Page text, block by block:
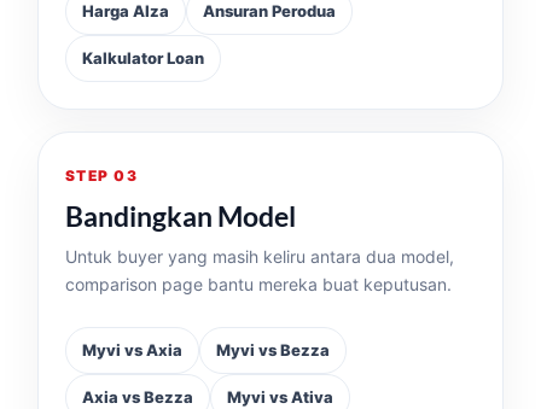
Harga Alza Ansuran Perodua
Kalkulator Loan
STEP 03
Bandingkan Model
Untuk buyer yang masih keliru antara dua model,
comparison page bantu mereka buat keputusan.
Myvi vs Axia Myvi vs Bezza
Axia vs Bezza Myvi vs Ativa